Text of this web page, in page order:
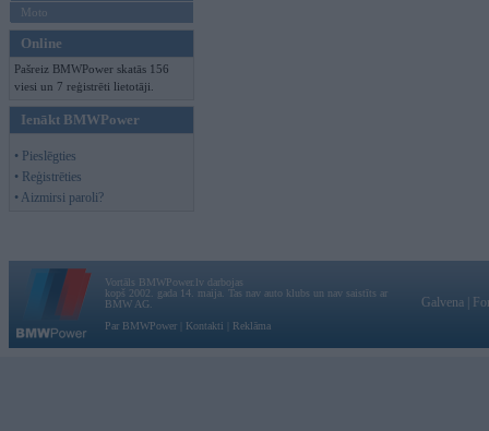
Moto
Online
Pašreiz BMWPower skatās 156
viesi un 7 reģistrēti lietotāji.
Ienākt BMWPower
• Pieslēgties
• Reģistrēties
• Aizmirsi paroli?
Vortāls BMWPower.lv darbojas
kopš 2002. gada 14. maija. Tas nav auto klubs un nav saistīts ar
BMW AG.
Par BMWPower
Kontakti Reklāma
Galvena